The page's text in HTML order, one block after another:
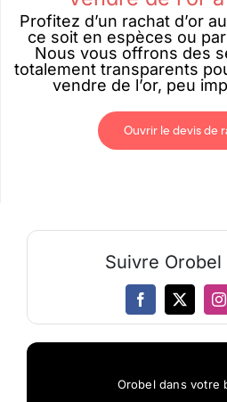
Profitez d’un rachat d’or
ce soit en espèces ou
Nous vous offrons des
totalement transparents
vendre de l’or, peu
Ouvrir le devis de
Suivre
Orobel dans votre